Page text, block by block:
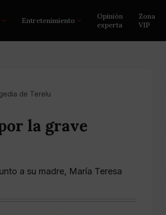
Entretenimiento
Opinión
experta
Zona
VIP
de Terelu
la grave
a su madre, María Teresa